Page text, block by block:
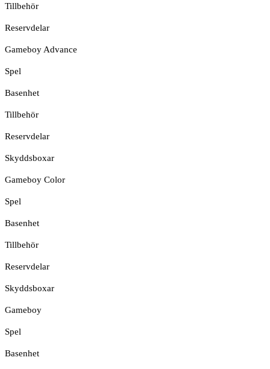
Tillbehör
Reservdelar
Gameboy Advance
Spel
Basenhet
Tillbehör
Reservdelar
Skyddsboxar
Gameboy Color
Spel
Basenhet
Tillbehör
Reservdelar
Skyddsboxar
Gameboy
Spel
Basenhet